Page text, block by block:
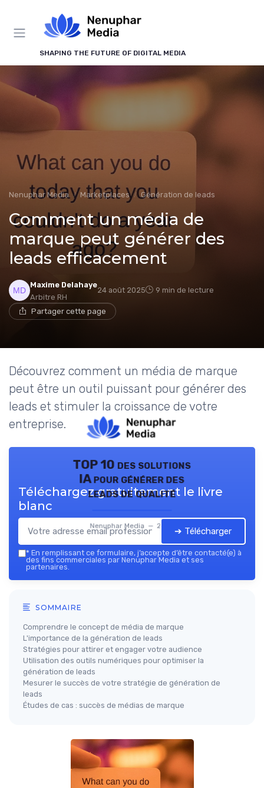
SHAPING THE FUTURE OF DIGITAL MEDIA
Nenuphar Media Marketplaces Génération de leads
Comment un média de
marque peut générer des
leads efficacement
Maxime Delahaye
Arbitre RH
24 août 2025 9 min de lecture
Partager cette page
Découvrez comment un média de marque
peut être un outil puissant pour générer des
leads et stimuler la croissance de votre
entreprise.
TOP 10 des solutions
IA pour générer des
leads de qualité
Nenuphar Media — 2026
Téléchargez gratuitement le livre
blanc
➔ Télécharger
* En remplissant ce formulaire, j’accepte d’être contacté(e) à
des fins commerciales par Nenuphar Media et ses
partenaires.
SOMMAIRE
Comprendre le concept de média de marque
L'importance de la génération de leads
Stratégies pour attirer et engager votre audience
Utilisation des outils numériques pour optimiser la
génération de leads
Mesurer le succès de votre stratégie de génération de
leads
Études de cas : succès de médias de marque